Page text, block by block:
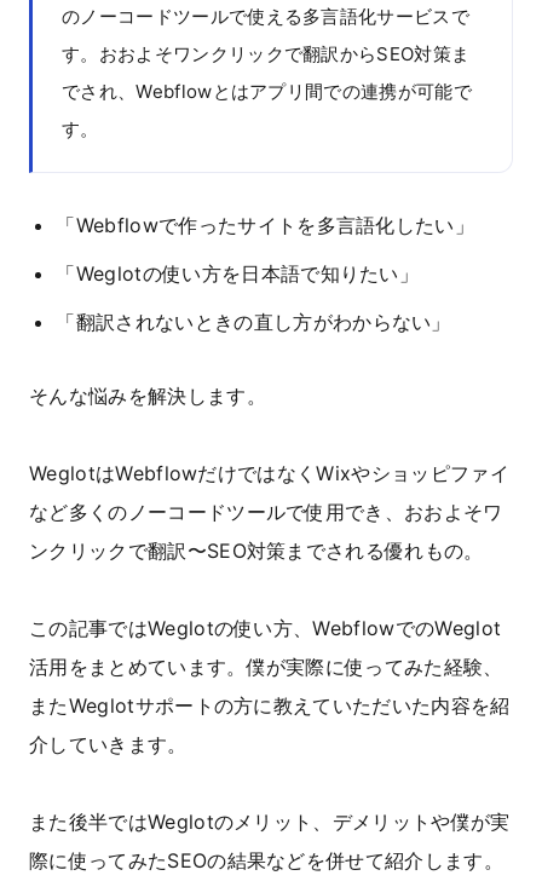
のノーコードツールで使える多言語化サービスで
す。おおよそワンクリックで翻訳からSEO対策ま
でされ、Webflowとはアプリ間での連携が可能で
す。
「Webflowで作ったサイトを多言語化したい」
「Weglotの使い方を日本語で知りたい」
「翻訳されないときの直し方がわからない」
そんな悩みを解決します。
WeglotはWebflowだけではなくWixやショッピファイ
など多くのノーコードツールで使用でき、おおよそワ
ンクリックで翻訳〜SEO対策までされる優れもの。
この記事ではWeglotの使い方、WebflowでのWeglot
活用をまとめています。僕が実際に使ってみた経験、
またWeglotサポートの方に教えていただいた内容を紹
介していきます。
また後半ではWeglotのメリット、デメリットや僕が実
際に使ってみたSEOの結果などを併せて紹介します。